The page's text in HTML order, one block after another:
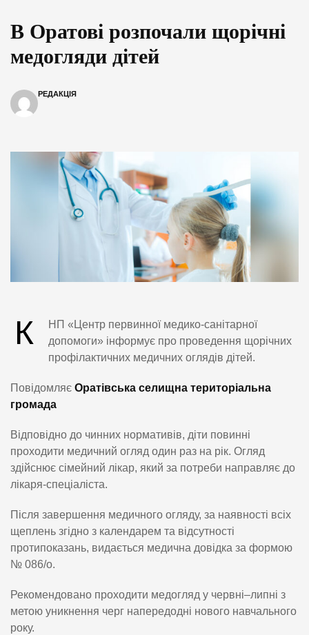
В Оратові розпочали щорічні
медогляди дітей
РЕДАКЦІЯ
К
НП «Центр первинної медико-санітарної
допомоги» інформує про проведення щорічних
профілактичних медичних оглядів дітей.
Повідомляє Оратівська селищна територіальна
громада
Відповідно до чинних нормативів, діти повинні
проходити медичний огляд один раз на рік. Огляд
здійснює сімейний лікар, який за потреби направляє до
лікаря-спеціаліста.
Після завершення медичного огляду, за наявності всіх
щеплень згідно з календарем та відсутності
протипоказань, видається медична довідка за формою
№ 086/о.
Рекомендовано проходити медогляд у червні–липні з
метою уникнення черг напередодні нового навчального
року.